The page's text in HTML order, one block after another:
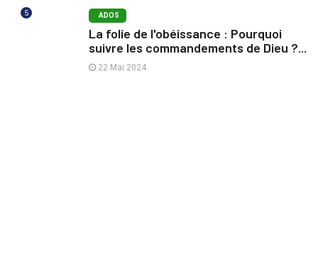
5 ADOS
La folie de l'obéissance : Pourquoi
suivre les commandements de Dieu ?...
22 Mai 2024